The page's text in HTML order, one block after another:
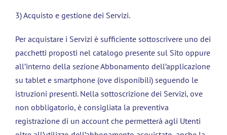
3) Acquisto e gestione dei Servizi.
Per acquistare i Servizi è sufficiente sottoscrivere uno dei
pacchetti proposti nel catalogo presente sul Sito oppure
all’interno della sezione Abbonamento dell’applicazione
su tablet e smartphone (ove disponibili) seguendo le
istruzioni presenti. Nella sottoscrizione dei Servizi, ove
non obbligatorio, è consigliata la preventiva
registrazione di un account che permetterà agli Utenti